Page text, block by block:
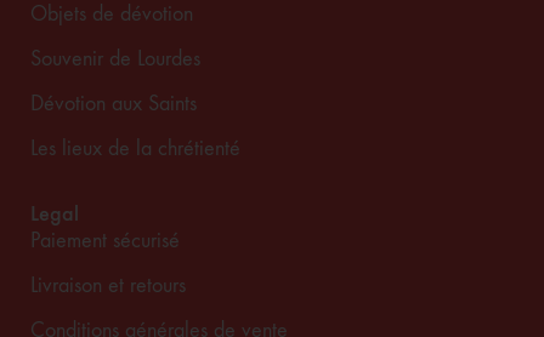
Objets de dévotion
Souvenir de Lourdes
Dévotion aux Saints
Les lieux de la chrétienté
Legal
Paiement sécurisé
Livraison et retours
Conditions générales de vente